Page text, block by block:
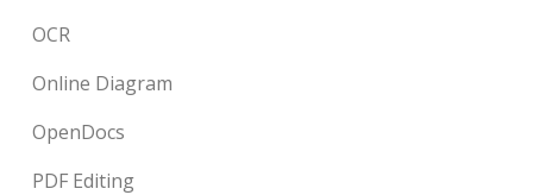
OCR
Online Diagram
OpenDocs
PDF Editing